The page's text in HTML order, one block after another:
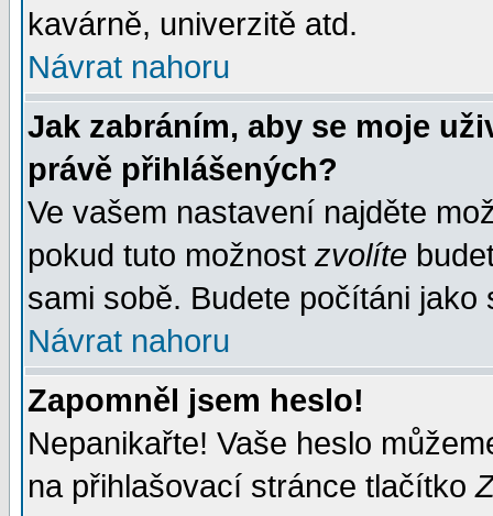
kavárně, univerzitě atd.
Návrat nahoru
Jak zabráním, aby se moje
právě přihlášených?
Ve vašem nastavení najděte
pokud tuto možnost zvolíte
sami sobě. Budete počítáni jako
Návrat nahoru
Zapomněl jsem heslo!
Nepanikařte! Vaše heslo
na přihlašovací stránce tlačítko